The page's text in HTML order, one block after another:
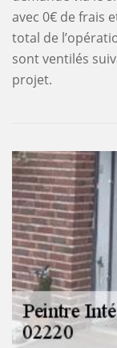
avec 0€ de frais
total de
sont ventilés
projet.